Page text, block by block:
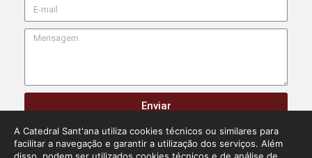
A Catedral Sant'ana utiliza cookies técnicos ou similares para
facilitar a navegação e garantir a utilização dos serviços. Além
Enviar